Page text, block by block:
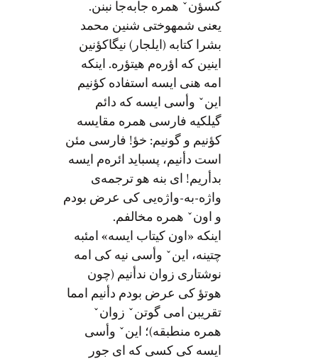
کسؤنˇ همره جابه‌جا نبنن.
یعنی شمهوختی شنین محمد
بشرا کتابه (ایلجار) نیگاکؤنین
اینین که اؤره‌م هیتؤره. اینکه
امه هنی ایسه استفاده کؤنیم
اینˇ وأسی ایسه که دائم
گیلکیه فارسی همره مقایسه
کؤنیم و گونیم: خؤ! فارسی مئن
است دأنیم، پسباید ائره‌م ایسه
بدأریم! ای بنه هو ترجمه‌ی
واژه-به-واژه‌یی کی عرض بودم
و اونˇ همره مخالفم.
اینکه «اون کیتاب ایسه» امئبه
چتینه، اینˇ وأسی نیه کی امه
نوشتاری زوان ندأنیم (چون
هوتؤ کی عرض بودم دأنیم امما
تقریبن امی گوتنˇ زوانˇ
همره منطبقه)؛ اینˇ وأسی
ایسه کی کسی که ای جور